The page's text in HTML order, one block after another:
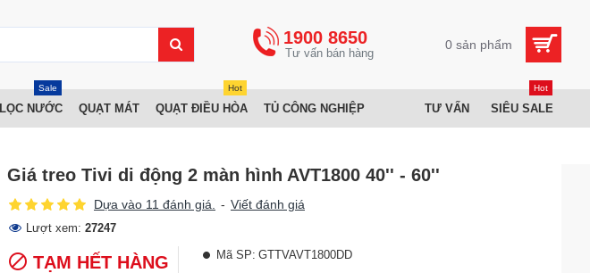
1900 8650 0 sản phẩm
LỌC NƯỚC
Sale
QUẠT MÁT QUẠT ĐIỀU HÒA
Hot
TỦ CÔNG NGHIỆP TƯ VẤN SIÊU SALE
Hot
Giá treo Tivi di động 2 màn hình AVT1800 40'' - 60''
Dựa vào 11 đánh giá. - Viết đánh giá
Lượt xem: 27247
TẠM HẾT HÀNG Mã SP: GTTVAVT1800DD